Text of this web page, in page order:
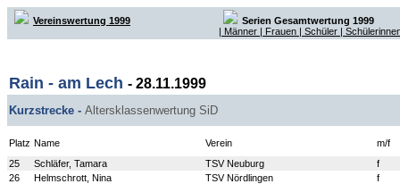
Vereinswertung 1999
Serien Gesamtwertung 1999
| Männer | Frauen | Schüler |
Rain - am Lech - 28.11.1999
Kurzstrecke - Altersklassenwertung SiD
Platz Name Verein
m/f
25
Schläfer, Tamara TSV Neuburg
f
26
Helmschrott, Nina TSV Nördlingen f